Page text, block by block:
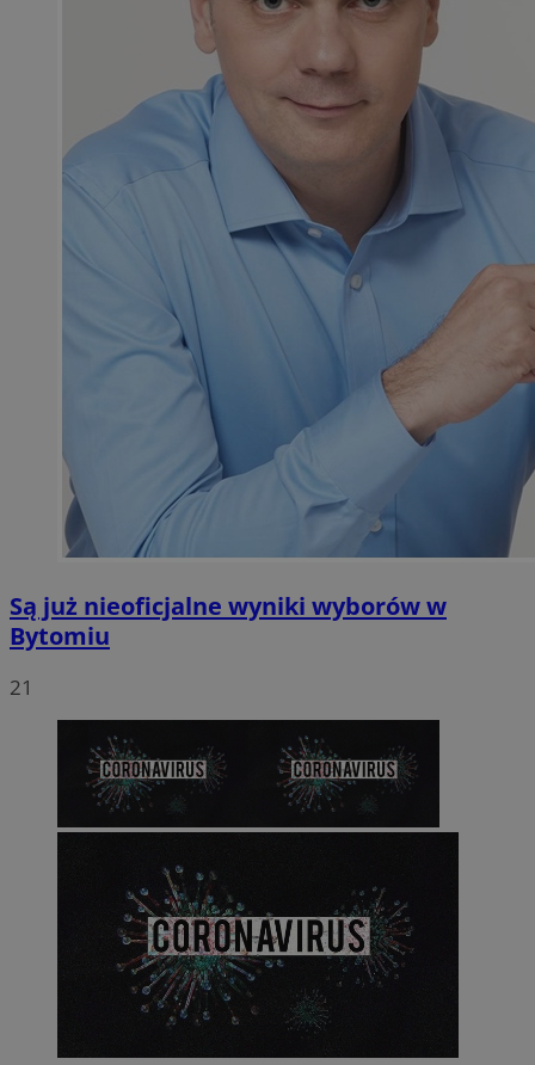
Są już nieoficjalne wyniki wyborów w
Bytomiu
21